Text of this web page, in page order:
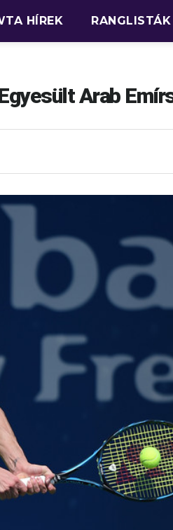
HÍREK RANGLISTÁK
Arab